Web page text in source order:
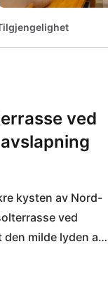
ved
kysten av Nord-
ved
milde lyden av
bare venter